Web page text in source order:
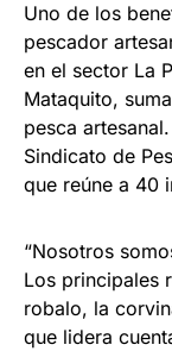
Uno de los
pescador
en el sector La
Mataquito,
pesca
Sindicato de
que reúne a 40
“Nosotros
Los principales
robalo, la
que lidera